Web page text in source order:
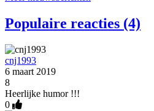
Populaire reacties (4)
cnj1993
6 maart 2019
8
Heerlijke humor !!!
0